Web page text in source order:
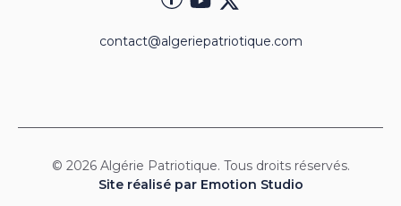
contact@algeriepatriotique.com
© 2026 Algérie Patriotique. Tous droits réservés.
Site réalisé par Emotion Studio